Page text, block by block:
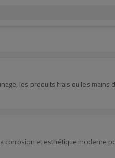
les produits frais ou les mains
corrosion et esthétique moderne